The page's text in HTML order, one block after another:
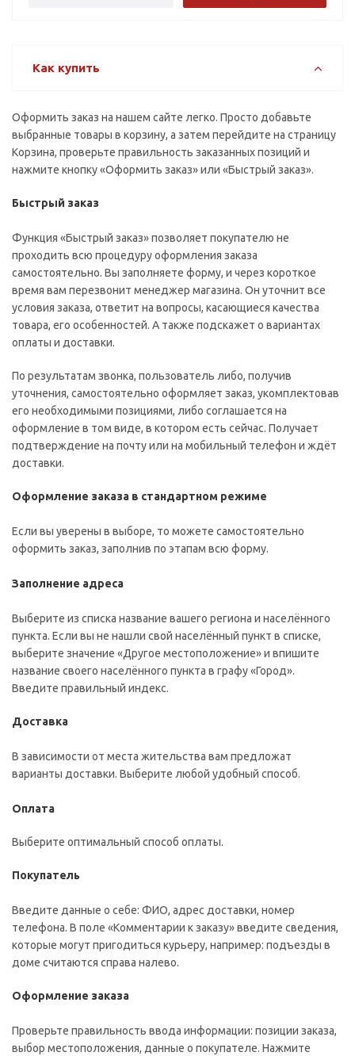
Как купить
Оформить заказ на нашем сайте легко. Просто добавьте
выбранные товары в корзину, а затем перейдите на страницу
Корзина, проверьте правильность заказанных позиций и
нажмите кнопку «Оформить заказ» или «Быстрый заказ».
Быстрый заказ
Функция «Быстрый заказ» позволяет покупателю не
проходить всю процедуру оформления заказа
самостоятельно. Вы заполняете форму, и через короткое
время вам перезвонит менеджер магазина. Он уточнит все
условия заказа, ответит на вопросы, касающиеся качества
товара, его особенностей. А также подскажет о вариантах
оплаты и доставки.
По результатам звонка, пользователь либо, получив
уточнения, самостоятельно оформляет заказ, укомплектовав
его необходимыми позициями, либо соглашается на
оформление в том виде, в котором есть сейчас. Получает
подтверждение на почту или на мобильный телефон и ждёт
доставки.
Оформление заказа в стандартном режиме
Если вы уверены в выборе, то можете самостоятельно
оформить заказ, заполнив по этапам всю форму.
Заполнение адреса
Выберите из списка название вашего региона и населённого
пункта. Если вы не нашли свой населённый пункт в списке,
выберите значение «Другое местоположение» и впишите
название своего населённого пункта в графу «Город».
Введите правильный индекс.
Доставка
В зависимости от места жительства вам предложат
варианты доставки. Выберите любой удобный способ.
Оплата
Выберите оптимальный способ оплаты.
Покупатель
Введите данные о себе: ФИО, адрес доставки, номер
телефона. В поле «Комментарии к заказу» введите сведения,
которые могут пригодиться курьеру, например: подъезды в
доме считаются справа налево.
Оформление заказа
Проверьте правильность ввода информации: позиции заказа,
выбор местоположения, данные о покупателе. Нажмите